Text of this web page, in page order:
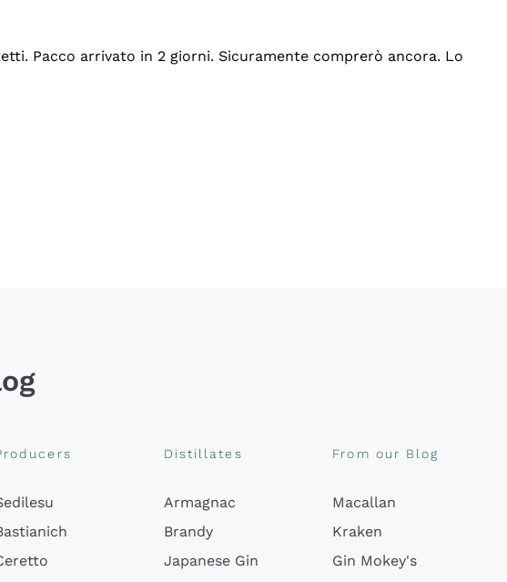
Pacco arrivato in 2 giorni. Sicuramente comprerò ancora. Lo
Distillates
Armagnac
Brandy
Japanese Gin
From our Blog
Macallan
Kraken
Gin Mokey's